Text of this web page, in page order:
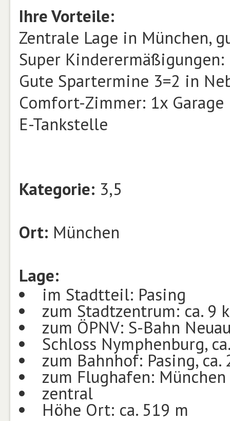
Ihre Vorteile:
Zentrale Lage in München,
Super
Gute Spartermine 3=2 in
Comfort-Zimmer: 1x
E-Tankstelle
Kategorie: 3,5
Ort: München
Lage:
im Stadtteil: Pasing
zum Stadtzentrum: ca. 9
zum ÖPNV: S-Bahn
Schloss Nymphenburg,
zum Bahnhof: Pasing, ca.
zum Flughafen:
zentral
Höhe Ort: ca. 519 m